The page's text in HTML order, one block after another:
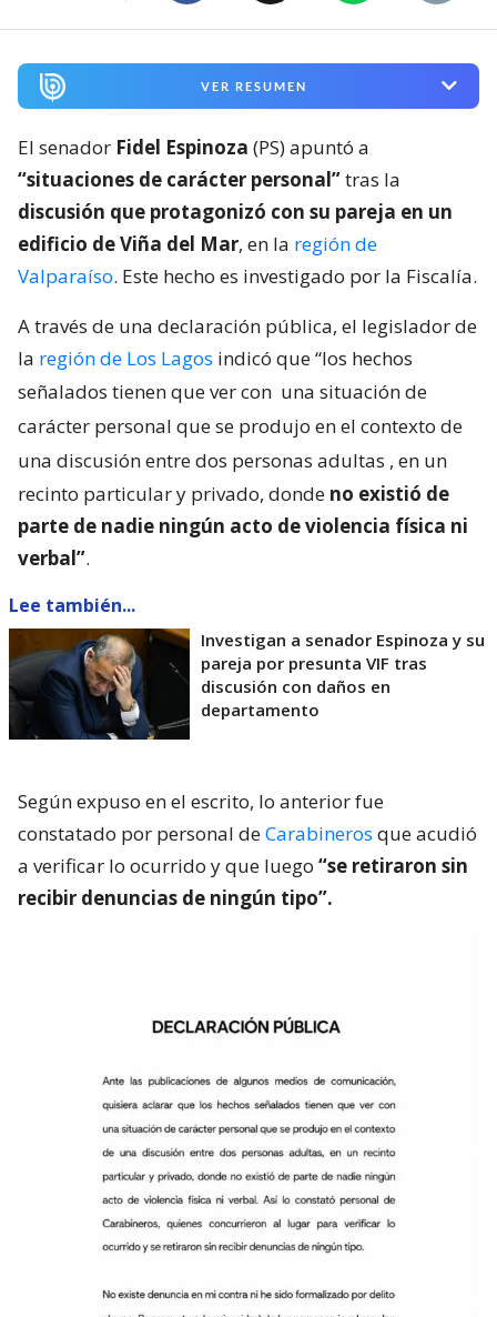
VER RESUMEN
El senador Fidel Espinoza (PS) apuntó a
“situaciones de carácter personal”tras la
discusión que protagonizó con su pareja en un
edificio de Viña del Mar, en la región de
Valparaíso. Este hecho es investigado por la Fiscalía.
A través de una declaración pública, el legislador de
la región de Los Lagos indicó que “los hechos
señalados tienen que ver con una situación de
carácter personal que se produjo en el contexto de
una discusión entre dos personas adultas , en un
recinto particular y privado, donde no existió de
parte de nadie ningún acto de violencia física ni
verbal”.
Lee también...
Investigan a senador Espinoza y su
pareja por presunta VIF tras
discusión con daños en
departamento
Según expuso en el escrito, lo anterior fue
constatado por personal deCarabineros que acudió
a verificar lo ocurrido y que luego “se retiraron sin
recibir denuncias de ningún tipo”.